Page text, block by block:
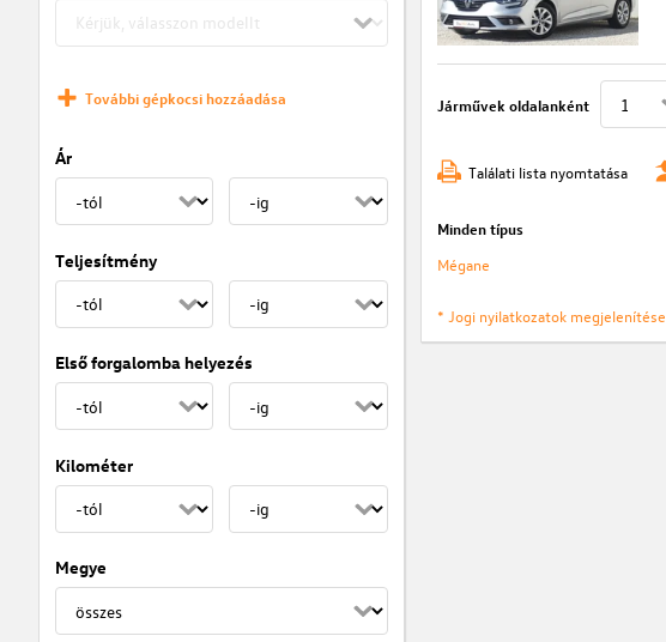
További gépkocsi hozzáadása
Ár
Teljesítmény
Első forgalomba helyezés
Kilométer
Megye
Járművek oldalanként
Találati lista nyomtatása
Minden típus
Mégane
* Jogi nyilatkozatok megjelenítése